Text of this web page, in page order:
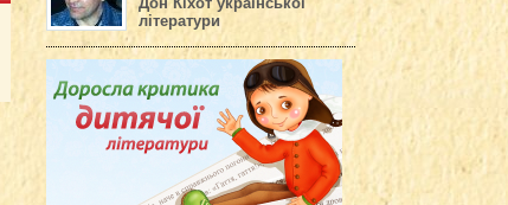
Дон Кіхот української
літератури